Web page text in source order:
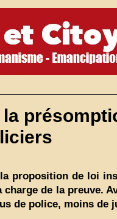
proposition de loi
de la preuve.
de police, moins de